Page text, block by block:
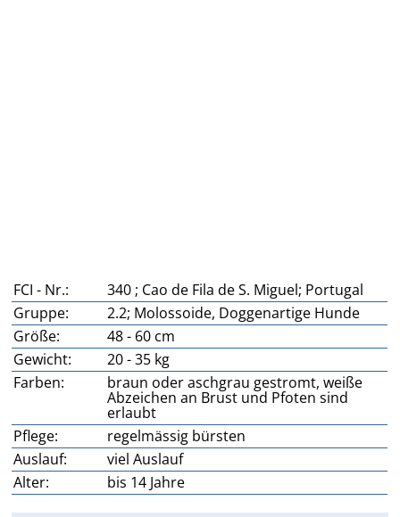
FCI - Nr.:
340 ; Cao de Fila de S. Miguel; Portugal
Gruppe:
2.2; Molossoide, Doggenartige Hunde
Größe:
48 - 60 cm
Gewicht:
20 - 35 kg
Farben:
braun oder aschgrau gestromt, weiße
Abzeichen an Brust und Pfoten sind
erlaubt
Pflege:
regelmässig bürsten
Auslauf:
viel Auslauf
Alter:
bis 14 Jahre